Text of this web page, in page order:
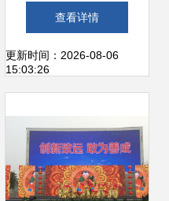
崂山区群众文艺表
演团队庆新春文化
艺创作蔚然成风
查看详情
更新时间：2026-08-06
15:03:26